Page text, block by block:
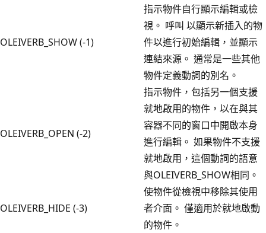
OLEIVERB_SHOW (-1)
指示物件自行顯示編輯或檢
視。 呼叫 以顯示新插入的物
件以進行初始編輯，並顯示
連結來源。 通常是一些其他
物件定義動詞的別名。
OLEIVERB_OPEN (-2)
指示物件，包括另一個支援
就地啟用的物件，以在與其
容器不同的窗口中開啟本身
進行編輯。 如果物件不支援
就地啟用，這個動詞的語意
與OLEIVERB_SHOW相同。
OLEIVERB_HIDE (-3)
使物件從檢視中移除其使用
者介面。 僅適用於就地啟動
的物件。